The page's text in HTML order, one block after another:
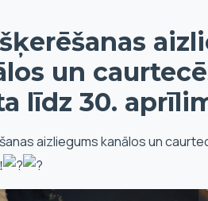
un
līdz 30.
aizliegums kanālos un